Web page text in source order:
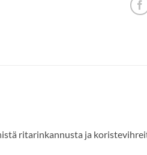
ritarinkannusta ja